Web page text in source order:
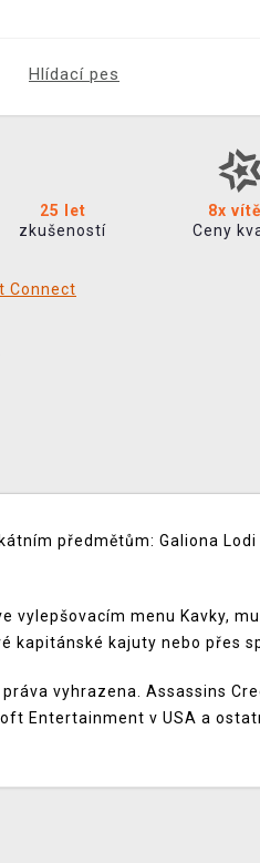
Hlídací pes
25 let
zkušeností
8x
Ceny
Connect
předmětům: Galiona
vylepšovacím menu Kavky,
kapitánské kajuty nebo přes
vyhrazena. Assassins
Entertainment v USA a